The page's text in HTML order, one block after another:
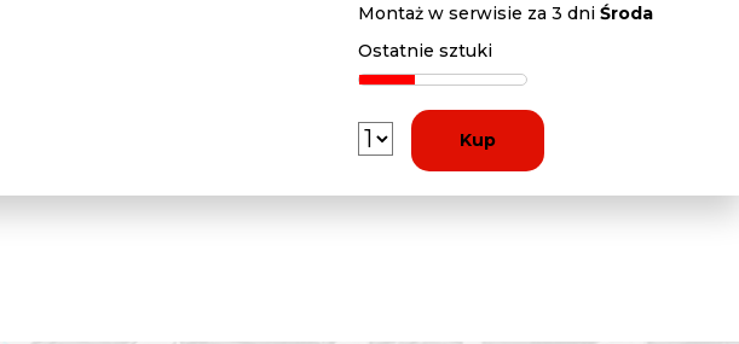
Montaż w serwisie za 3 dni Środa
Ostatnie sztuki
Kup